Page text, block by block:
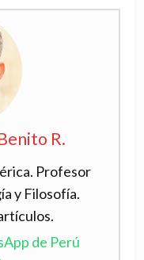
R.
Profesor
y Filosofía.
de Perú